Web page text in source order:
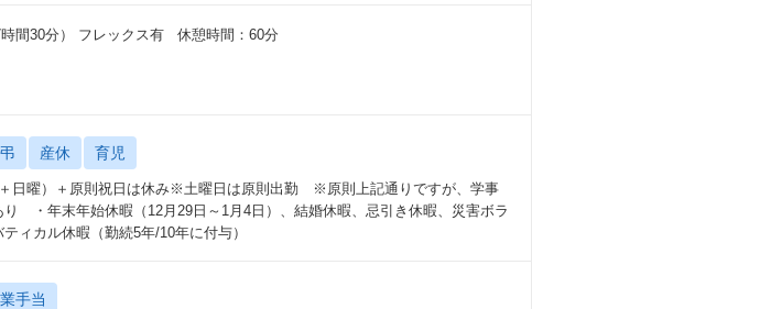
間30分） フレックス有 休憩時間：60分
産休 育児
日曜）＋原則祝日は休み※土曜日は原則出勤 ※原則上記通りですが、学事
り ・年末年始休暇（12月29日～1月4日）、結婚休暇、忌引き休暇、災害ボラ
ィカル休暇（勤続5年/10年に付与）
手当